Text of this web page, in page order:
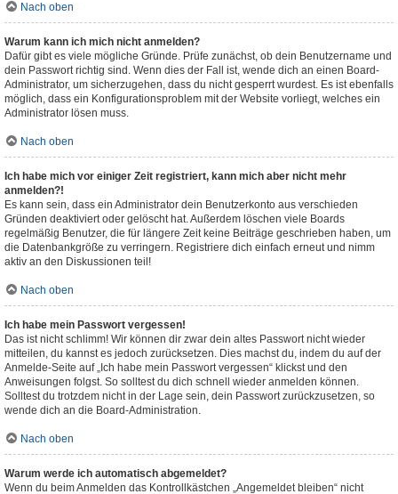
Nach oben
Warum kann ich mich nicht anmelden?
Dafür gibt es viele mögliche Gründe. Prüfe zunächst, ob dein Benutzername und
dein Passwort richtig sind. Wenn dies der Fall ist, wende dich an einen Board-
Administrator, um sicherzugehen, dass du nicht gesperrt wurdest. Es ist ebenfalls
möglich, dass ein Konfigurationsproblem mit der Website vorliegt, welches ein
Administrator lösen muss.
Nach oben
Ich habe mich vor einiger Zeit registriert, kann mich aber nicht mehr
anmelden?!
Es kann sein, dass ein Administrator dein Benutzerkonto aus verschieden
Gründen deaktiviert oder gelöscht hat. Außerdem löschen viele Boards
regelmäßig Benutzer, die für längere Zeit keine Beiträge geschrieben haben, um
die Datenbankgröße zu verringern. Registriere dich einfach erneut und nimm
aktiv an den Diskussionen teil!
Nach oben
Ich habe mein Passwort vergessen!
Das ist nicht schlimm! Wir können dir zwar dein altes Passwort nicht wieder
mitteilen, du kannst es jedoch zurücksetzen. Dies machst du, indem du auf der
Anmelde-Seite auf „Ich habe mein Passwort vergessen“ klickst und den
Anweisungen folgst. So solltest du dich schnell wieder anmelden können.
Solltest du trotzdem nicht in der Lage sein, dein Passwort zurückzusetzen, so
wende dich an die Board-Administration.
Nach oben
Warum werde ich automatisch abgemeldet?
Wenn du beim Anmelden das Kontrollkästchen „Angemeldet bleiben“ nicht